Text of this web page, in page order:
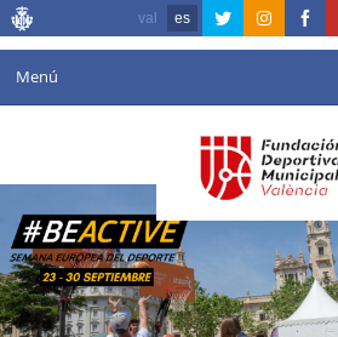
val es
Menú
Agenda
Instalaciones
Comunicación